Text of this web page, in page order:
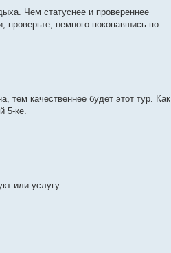
Чем статуснее и провереннее
немного покопавшись по
тем качественнее будет этот тур. Как
5-ке.
или услугу.